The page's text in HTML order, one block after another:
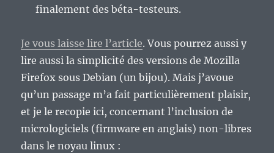
finalement des béta-testeurs.
Je vous laisse lire l’article. Vous pourrez aussi y
lire aussi la simplicité des versions de Mozilla
Firefox sous Debian (un bijou). Mais j’avoue
qu’un passage m’a fait particulièrement plaisir,
et je le recopie ici, concernant l’inclusion de
micrologiciels (firmware en anglais) non-libres
dans le noyau linux :